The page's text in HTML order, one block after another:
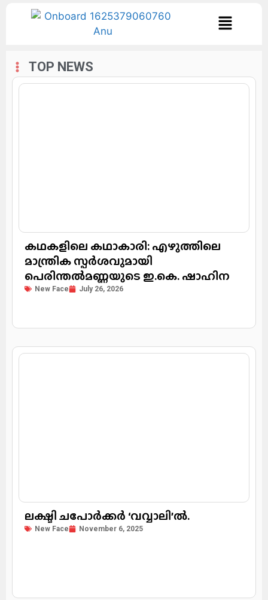
TOP NEWS
കഥകളിലെ കഥാകാരി: എഴുത്തിലെ
മാന്ത്രിക സ്പർശവുമായി
പെരിന്തൽമണ്ണയുടെ ഇ.കെ. ഷാഹിന
New Face July 26, 2026
ലക്ഷ്മി ചപോർക്കർ ‘വവ്വാലി’ൽ.
New Face November 6, 2025